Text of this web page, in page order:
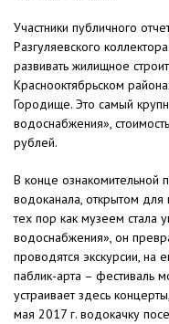
Участники публичного
Разгуляевского
развивать жилищное
Краснооктябрьском
Городище. Это самый
водоснабжения»,
рублей.
В конце ознакомительной
водоканала, открытом
тех пор как музеем стала
водоснабжения», он
проводятся экскурсии,
паблик-арта – фестиваль
устраивает здесь
мая 2017 г. водокачку